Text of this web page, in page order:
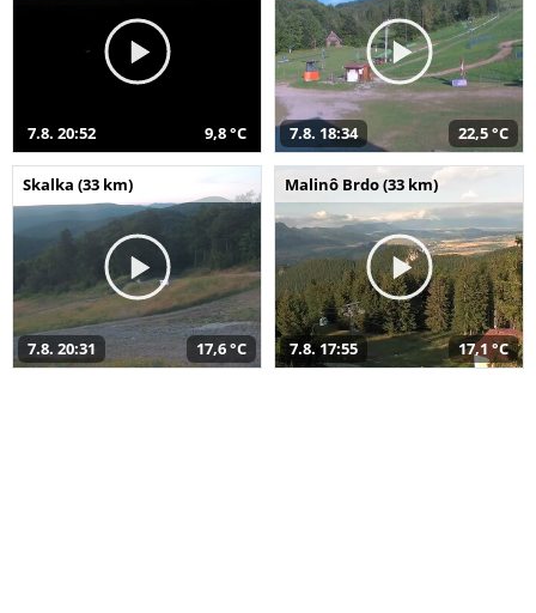
7.8. 20:52 9,8 °C 7.8. 18:34 22,5 °C
Skalka (33 km)
7.8. 20:31 17,6 °C
Malinô Brdo (33 km)
7.8. 17:55 17,1 °C